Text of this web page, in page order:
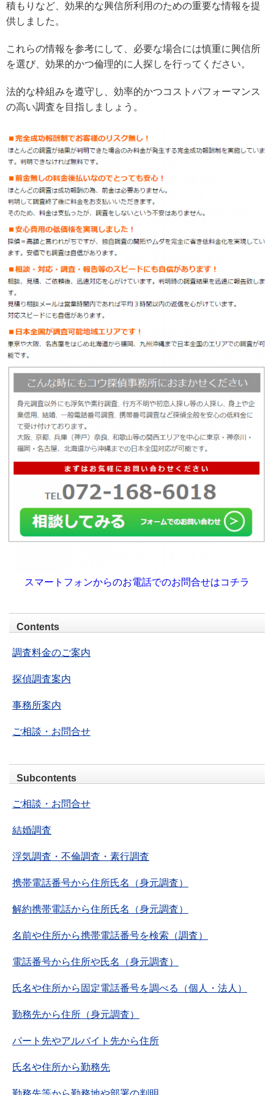
積もりなど、効果的な興信所利用のための重要な情報を提
供しました。
これらの情報を参考にして、必要な場合には慎重に興信所
を選び、効果的かつ倫理的に人探しを行ってください。
法的な枠組みを遵守し、効率的かつコストパフォーマンス
の高い調査を目指しましょう。
スマートフォンからのお電話でのお問合せはコチラ
Contents
調査料金のご案内
探偵調査案内
事務所案内
ご相談・お問合せ
Subcontents
ご相談・お問合せ
結婚調査
浮気調査・不倫調査・素行調査
携帯電話番号から住所氏名（身元調査）
解約携帯電話から住所氏名（身元調査）
名前や住所から携帯電話番号を検索（調査）
電話番号から住所や氏名（身元調査）
氏名や住所から固定電話番号を調べる（個人・法人）
勤務先から住所（身元調査）
パート先やアルバイト先から住所
氏名や住所から勤務先